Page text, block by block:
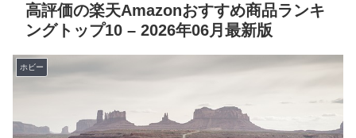
高評価の楽天Amazonおすすめ商品ランキ
ングトップ10 – 2026年06月最新版
ホビー